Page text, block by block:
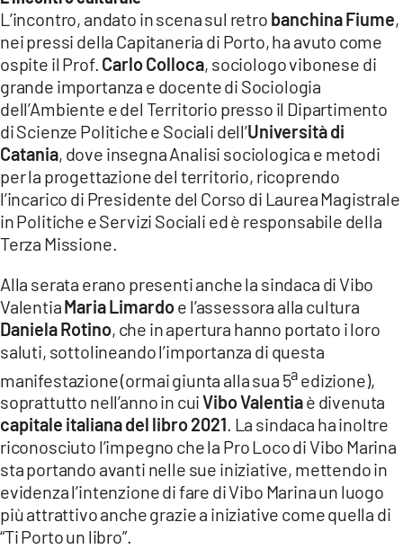
LACITYMAG.IT
ILREGGINO.IT
COSENZACHANNEL.IT
ILVIBONESE.IT
CATANZAROCHANNEL.IT
LACAPITALENEWS.IT
App
ANDROID
APPLE
L’incontro, andato in scena sul retro banchina Fiume,
nei pressi della Capitaneria di Porto, ha avuto come
ospite il Prof. Carlo Colloca, sociologo vibonese di
grande importanza e docente di Sociologia
dell’Ambiente e del Territorio presso il Dipartimento
di Scienze Politiche e Sociali dell’Università di
Catania, dove insegna Analisi sociologica e metodi
per la progettazione del territorio, ricoprendo
l’incarico di Presidente del Corso di Laurea Magistrale
in Politiche e Servizi Sociali ed è responsabile della
Terza Missione.
Alla serata erano presenti anche la sindaca di Vibo
ValentiaMaria Limardoe l’assessora alla cultura
Daniela Rotino, che in apertura hanno portato i loro
saluti, sottolineando l’importanza di questa
manifestazione (ormai giunta alla sua 5a edizione),
soprattutto nell’anno in cuiVibo Valentiaè divenuta
capitale italiana del libro 2021. La sindaca ha inoltre
riconosciuto l’impegno che la Pro Loco di Vibo Marina
sta portando avanti nelle sue iniziative, mettendo in
evidenza l’intenzione di fare di Vibo Marina un luogo
più attrattivo anche grazie a iniziative come quella di
“Ti Porto un libro”.